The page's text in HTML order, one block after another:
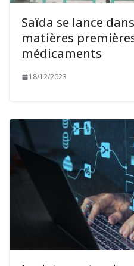
Saïda se lance
matières
médicaments
18/12/2023